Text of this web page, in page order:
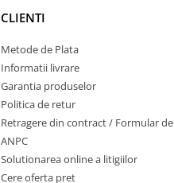
CLIENTI
Metode de Plata
Informatii livrare
Garantia produselor
Politica de retur
Retragere din contract / Formular
ANPC
Solutionarea online a litigiilor
Cere oferta pret